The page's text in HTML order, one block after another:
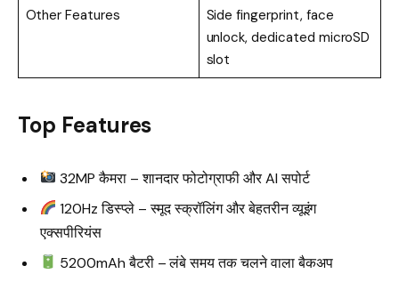
Other Features
Side fingerprint, face
unlock, dedicated microSD
slot
Top Features
32MP कैमरा – शानदार फोटोग्राफी और AI सपोर्ट
120Hz डिस्प्ले – स्मूद स्क्रॉलिंग और बेहतरीन व्यूइंग
एक्सपीरियंस
5200mAh बैटरी – लंबे समय तक चलने वाला बैकअप